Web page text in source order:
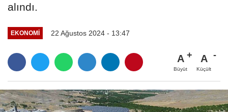
alındı.
EKONOMI 22 Ağustos 2024 - 13:47
A
Büyüt
A
Küçült